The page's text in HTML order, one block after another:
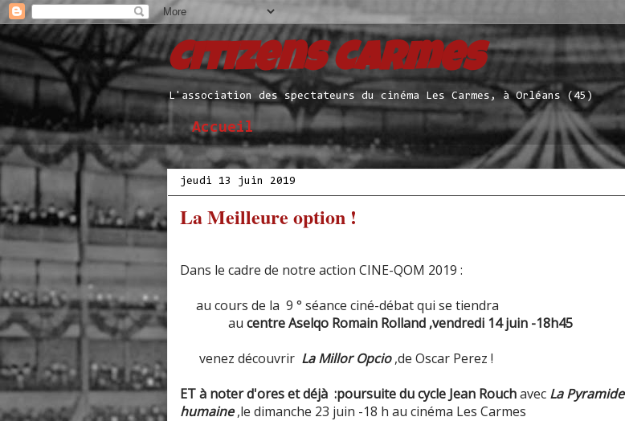
Citizens Carmes
L'association des spectateurs du cinéma Les Carmes, à Orléans (45)
Accueil
jeudi 13 juin 2019
La Meilleure option !
Dans le cadre de notre action CINE-QOM 2019 :
au cours de la 9 ° séance ciné-débat qui se tiendra
au centre Aselqo Romain Rolland ,vendredi 14 juin -18h45
venez découvrir La Millor Opcio,de Oscar Perez !
ET à noter d'ores et déjà :poursuite du cycle Jean Rouchavec La Pyramide
humaine,le dimanche 23 juin -18 h au cinéma Les Carmes